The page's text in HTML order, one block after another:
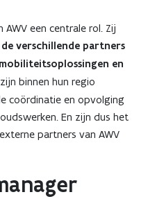
een centrale rol. Zij
de verschillende partners
en
binnen hun regio
coördinatie en opvolging
En zijn dus het
partners van AWV